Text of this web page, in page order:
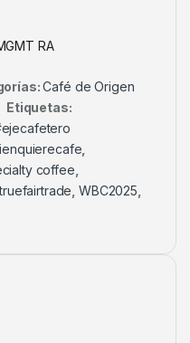
RA
Café de Origen
Etiquetas:
coffee
truefairtrade ,WBC2025